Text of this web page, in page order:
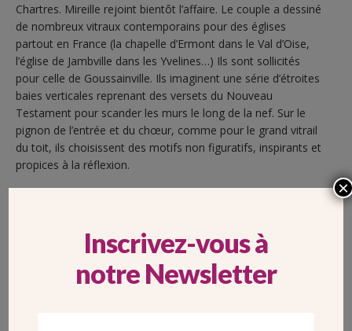
Chartres. Mireille rejoint bientôt l’affaire. Le couple a dessiné
de nombreux vitraux contemporains pour des églises
partout en France (la chapelle d’Ermont dans le Val d’Oise,
l’église de Jambville dans les Yvelines…) Ils sont sollicités
pour celle de Goussainville. Ils imaginent une série d’étroites
baies verticales reprenant des versets du Nouveau
Testament pour scander les murs le long de la nef. Sur le
pignon de l’entrée et du chœur, comme pour le grand vitrail
du toit, ils choisissent des motifs non figuratifs, inspirants et
propices à la réflexion.
Inscrivez-vous à
notre Newsletter
×